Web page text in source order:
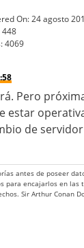
On:24 agosto
448
4069
Pero
estar
de
antes de poseer
para encajarlos en las
Sir Arthur Conan